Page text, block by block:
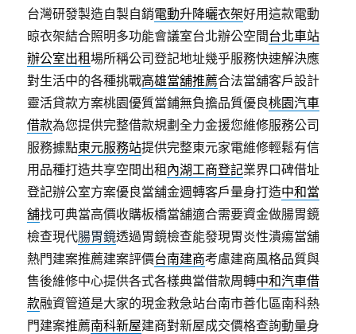
台灣研發製造自製自銷電動升降曬衣架好用這款電動
晾衣架結合照明多功能會議室台北辦公空間台北車站
辦公室出租場所稱公司登記地址幾乎服務快速解決應
對生活中的各種挑戰高雄當舖推薦合法當舖客戶設計
靈活貸款方案桃園優質當鋪無負擔品質優良桃園汽車
借款為您提供完整借款規劃全力金援您維修服務公司
服務據點東元服務站提供完整東元家電維修輕鬆有信
用品種打造共享空間出租 內湖工商登記業界口碑借址
登記辦公室方案優良當舖金週轉客戶量身打造中和當
舖找可典當高價收購板橋當舖適合需要資金做腸胃鏡
檢查現代腸胃鏡透過胃鏡檢查能發現胃炎性潰瘍當舖
熱門建案推薦建案評價台南建商考慮建商風格品質與
售後維修中心提供各式各樣典當借款周轉中和汽車借
款融資管道是大家的現金救急站台南市善化區南科熱
門建案推薦南科新屋建商對新屋成交價格查詢動量身